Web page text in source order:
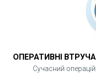
ОПЕРАТИВНІ
Сучасний